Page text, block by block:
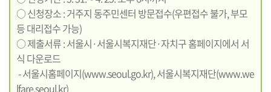
○ 신청장소 : 거주지 동주민센터 방문접수(우편접수 불가, 부모
등 대리접수 가능)
○ 제출서류 : 서울시·서울시복지재단·자치구 홈페이지에서 서
식 다운로드
- 서울시홈페이지(www.seoul.go.kr), 서울시복지재단(www.we
lfare.seoul.kr)